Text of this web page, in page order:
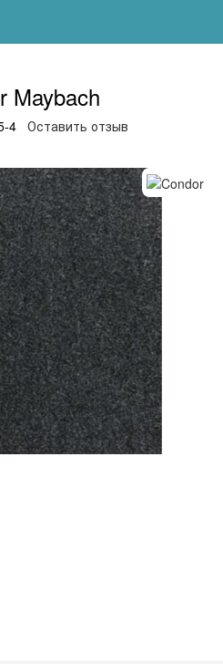
Maybach
4 Оставить отзыв